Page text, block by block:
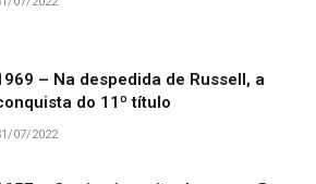
– Na despedida de Russell, a
do 11º título
07/2022